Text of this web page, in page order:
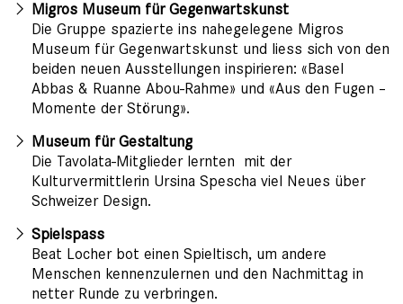
Migros Museum für Gegenwartskunst
Die Gruppe spazierte ins nahegelegene Migros
Museum für Gegenwartskunst und liess sich von den
beiden neuen Ausstellungen inspirieren: «Basel
Abbas & Ruanne Abou-Rahme» und «Aus den Fugen –
Momente der Störung».
Museum für Gestaltung
Die Tavolata-Mitglieder lernten mit der
Kulturvermittlerin Ursina Spescha viel Neues über
Schweizer Design.
Spielspass
Beat Locher bot einen Spieltisch, um andere
Menschen kennenzulernen und den Nachmittag in
netter Runde zu verbringen.